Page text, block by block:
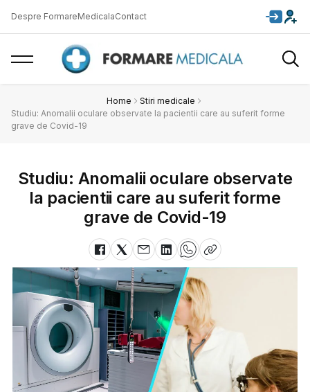
Despre FormareMedicalaContact
Home
Stiri medicale
Studiu: Anomalii oculare observate la pacientii care au suferit forme
grave de Covid-19
Studiu: Anomalii oculare observate
la pacientii care au suferit forme
grave de Covid-19